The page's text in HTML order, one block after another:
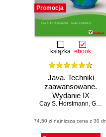
Promocja
książka ebook
Java. Techniki
zaawansowane.
Wydanie IX
Cay S. Horstmann, Gary Cornell
(74,50 zł najniższa cena z 30